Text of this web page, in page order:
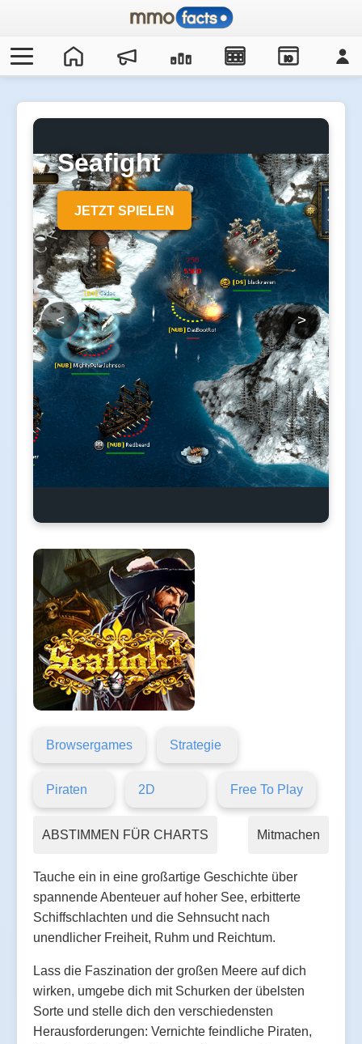
IO
Seafight
JETZT SPIELEN
< >
Browsergames Strategie
Piraten 2D Free To Play
ABSTIMMEN FÜR CHARTS Mitmachen
Tauche ein in eine großartige Geschichte über
spannende Abenteuer auf hoher See, erbitterte
Schiffschlachten und die Sehnsucht nach
unendlicher Freiheit, Ruhm und Reichtum.
Lass die Faszination der großen Meere auf dich
wirken, umgebe dich mit Schurken der übelsten
Sorte und stelle dich den verschiedensten
Herausforderungen: Vernichte feindliche Piraten,